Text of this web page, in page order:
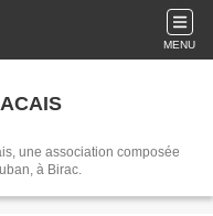
MENU
une association composée
à Birac.